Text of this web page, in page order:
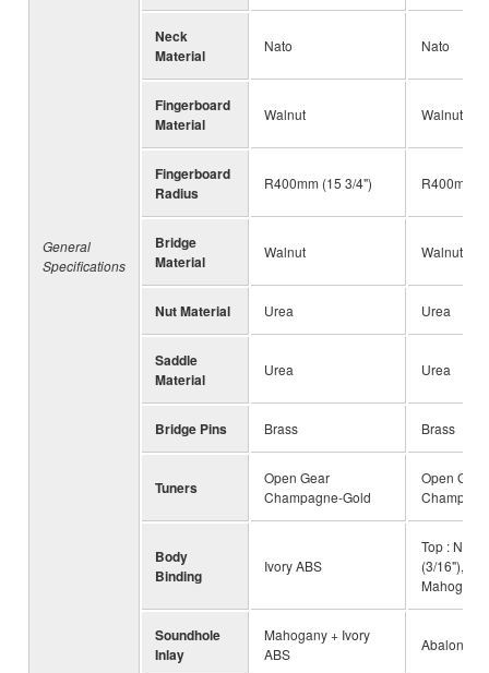
General
Specifications
Neck
Material
Nato Nato
Fingerboard
Material
Walnut Walnut
Fingerboard
Radius
R400mm (15 3/4") R400mm
Bridge
Material
Walnut Walnut
Nut Material Urea Urea
Saddle
Material
Urea Urea
Bridge Pins Brass Brass
Tuners
Open Gear
Champagne-Gold
Open Gear
Body
Binding
Ivory ABS
Top :
(3/16"),
Mahogany
Soundhole
Inlay
Mahogany + Ivory
ABS
Abalone +